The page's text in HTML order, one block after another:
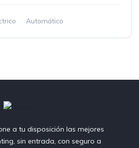
Automático
a tu disposición las mejores
sin entrada, con seguro a